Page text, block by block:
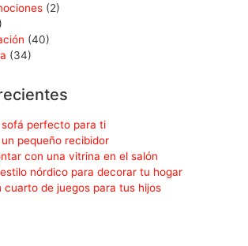
(2)
(40)
(34)
perfecto para ti
pequeño recibidor
con una vitrina en el salón
nórdico para decorar tu hogar
cuarto de juegos para tus hijos